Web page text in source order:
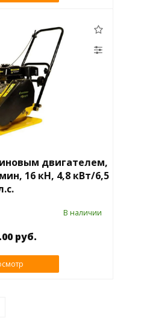
двигателем,
16 кН, 4,8 кВт/6,5
В наличии
руб.